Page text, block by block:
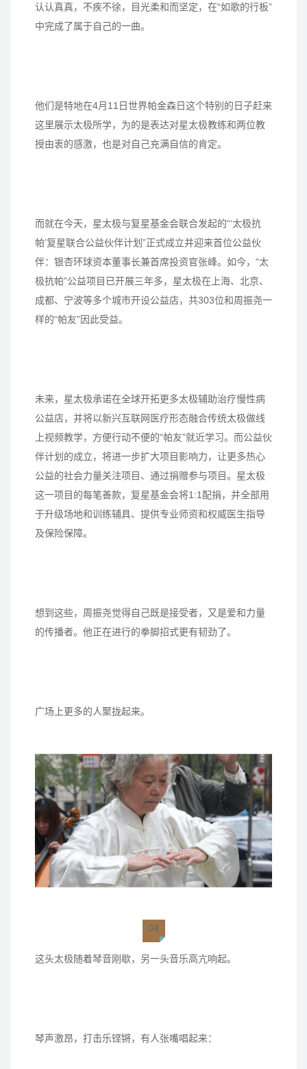
认认真真，不疾不徐，目光柔和而坚定，在“如歌的行板”
中完成了属于自己的一曲。
他们是特地在4月11日世界帕金森日这个特别的日子赶来
这里展示太极所学，为的是表达对星太极教练和两位教
授由衷的感激，也是对自己充满自信的肯定。
而就在今天，星太极与复星基金会联合发起的“‘太极抗
帕’复星联合公益伙伴计划”正式成立并迎来首位公益伙
伴：银杏环球资本董事长兼首席投资官张峰。如今，“太
极抗帕”公益项目已开展三年多，星太极在上海、北京、
成都、宁波等多个城市开设公益店，共303位和周振尧一
样的“帕友”因此受益。
未来，星太极承诺在全球开拓更多太极辅助治疗慢性病
公益店，并将以新兴互联网医疗形态融合传统太极做线
上视频教学，方便行动不便的“帕友”就近学习。而公益伙
伴计划的成立，将进一步扩大项目影响力，让更多热心
公益的社会力量关注项目、通过捐赠参与项目。星太极
这一项目的每笔善款，复星基金会将1:1配捐，并全部用
于升级场地和训练辅具、提供专业师资和权威医生指导
及保险保障。
想到这些，周振尧觉得自己既是接受者，又是爱和力量
的传播者。他正在进行的拳脚招式更有韧劲了。
广场上更多的人聚拢起来。
04
这头太极随着琴音刚歇，另一头音乐高亢响起。
琴声激昂，打击乐铿锵，有人张嘴唱起来：